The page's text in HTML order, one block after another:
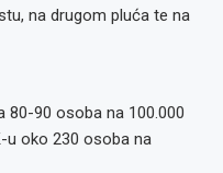
na drugom pluća te na
80-90 osoba na 100.000
u oko 230 osoba na